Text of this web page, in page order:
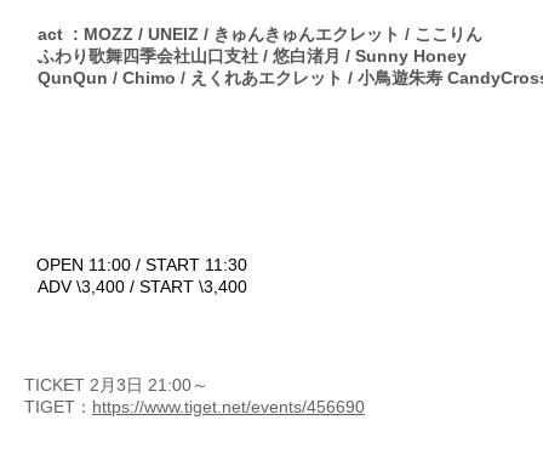
act : MOZZ / UNEIZ / きゅんきゅんエクレット / ここりん
ふわり歌舞四季会社山口支社 / 悠白渚月 / Sunny Honey
QunQun / Chimo / えくれあエクレット / 小鳥遊朱寿
OPEN 11:00 / START 11:30
ADV \3,400 / START \3,400
TICKET 2月3日 21:00～
TIGET： https://www.tiget.net/events/456690